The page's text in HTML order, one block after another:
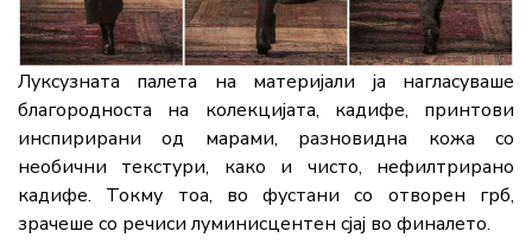
Луксузната палета на материјали ја нагласуваше
благородноста на колекцијата, кадифе, принтови
инспирирани од марами, разновидна кожа со
необични текстури, како и чисто, нефилтрирано
кадифе. Токму тоа, во фустани со отворен грб,
зрачеше со речиси луминисцентен сјај во финалето.